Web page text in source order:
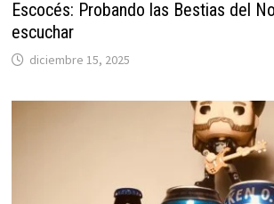
Escocés: Probando las Bestias del
escuchar
diciembre 15, 2025